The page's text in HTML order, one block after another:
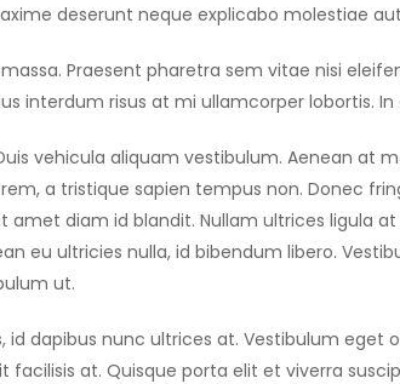
deserunt neque explicabo molestiae
Praesent pharetra sem vitae nisi
interdum risus at mi ullamcorper lobortis.
vehicula aliquam vestibulum. Aenean at
a tristique sapien tempus non. Donec
amet diam id blandit. Nullam ultrices ligula
eu ultricies nulla, id bibendum libero.
ut.
id dapibus nunc ultrices at. Vestibulum eget
facilisis at. Quisque porta elit et viverra